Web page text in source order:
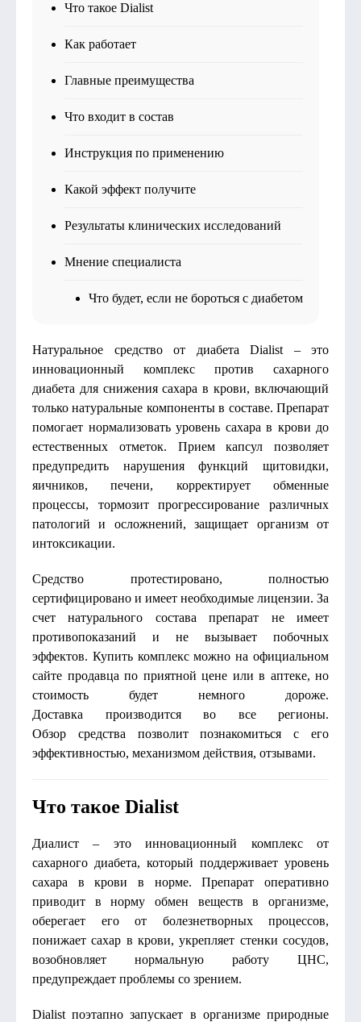
Что такое Dialist
Как работает
Главные преимущества
Что входит в состав
Инструкция по применению
Какой эффект получите
Результаты клинических исследований
Мнение специалиста
Что будет, если не бороться с диабетом
Натуральное средство от диабета Dialist – это
инновационный комплекс против сахарного
диабета для снижения сахара в крови, включающий
только натуральные компоненты в составе. Препарат
помогает нормализовать уровень сахара в крови до
естественных отметок. Прием капсул позволяет
предупредить нарушения функций щитовидки,
яичников, печени, корректирует обменные
процессы, тормозит прогрессирование различных
патологий и осложнений, защищает организм от
интоксикации.
Средство протестировано, полностью
сертифицировано и имеет необходимые лицензии. За
счет натурального состава препарат не имеет
противопоказаний и не вызывает побочных
эффектов. Купить комплекс можно на официальном
сайте продавца по приятной цене или в аптеке, но
стоимость будет немного дороже.
Доставка производится во все регионы.
Обзор средства позволит познакомиться с его
эффективностью, механизмом действия, отзывами.
Что такое Dialist
Диалист – это инновационный комплекс от
сахарного диабета, который поддерживает уровень
сахара в крови в норме. Препарат оперативно
приводит в норму обмен веществ в организме,
оберегает его от болезнетворных процессов,
понижает сахар в крови, укрепляет стенки сосудов,
возобновляет нормальную работу ЦНС,
предупреждает проблемы со зрением.
Dialist поэтапно запускает в организме природные